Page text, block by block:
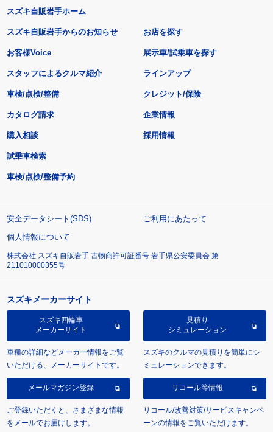
スズキ自販岩手ホーム
スズキ自販岩手からのお知らせ
お客様Voice
スタッフによるクルマ紹介
お店を探す
展示車/試乗車を探す
ラインアップ
車検/点検/整備 クレジット/保険
カタログ請求
購入相談
試乗車検索
車検/点検/整備予約
企業情報
採用情報
安全データシート(SDS)
ご利用にあたって
個人情報について
株式会社 スズキ自販岩手 古物商許可証番号 岩手県公安委員会 第
211010000355号
スズキメーカーサイト
スズキ四輪車
メーカーサイト
車種の詳細などメーカー情報をご覧
いただける、メーカーサイトです。
見積り
シミュレーション
スズキのクルマの見積りを簡単にシ
ミュレーションできます。
メールマガジン登録
ご登録いただくと、さまざまな情報
をメールでお届けします。
リコール等情報
リコール/改善対策/サービスキャンペ
ーンの情報をご覧いただけます。